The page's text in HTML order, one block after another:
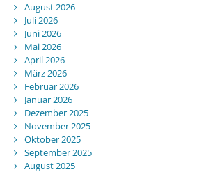
August 2026
Juli 2026
Juni 2026
Mai 2026
April 2026
März 2026
Februar 2026
Januar 2026
Dezember 2025
November 2025
Oktober 2025
September 2025
August 2025